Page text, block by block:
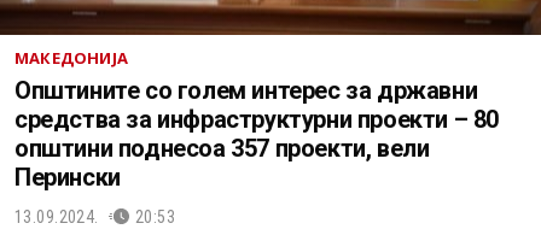
МАКЕДОНИЈА
Општините со голем интерес за државни
средства за инфраструктурни проекти – 80
општини поднесоа 357 проекти, вели
Перински
13.09.2024. 20:53